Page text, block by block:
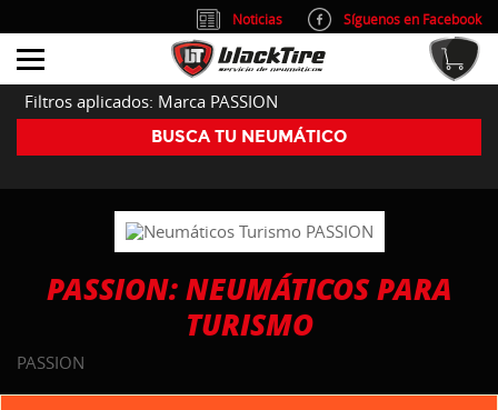
Filtros aplicados: Marca PASSION
BUSCA TU NEUMÁTICO
PASSION: NEUMÁTICOS PARA
TURISMO
PASSION
Noticias
Síguenos en Facebook
info@blacktire.es
914 353 309
Atención al cliente: L/V 9:00-14:00 y 15:00-19:00